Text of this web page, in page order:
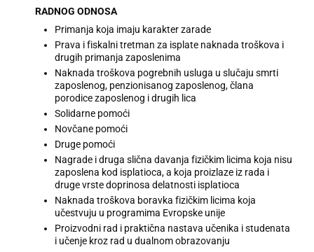
RADNOG ODNOSA
Primanja koja imaju karakter zarade
Prava i fiskalni tretman za isplate naknada troškova i
drugih primanja zaposlenima
Naknada troškova pogrebnih usluga u slučaju smrti
zaposlenog, penzionisanog zaposlenog, člana
porodice zaposlenog i drugih lica
Solidarne pomoći
Novčane pomoći
Druge pomoći
Nagrade i druga slična davanja fizičkim licima koja nisu
zaposlena kod isplatioca, a koja proizlaze iz rada i
druge vrste doprinosa delatnosti isplatioca
Naknada troškova boravka fizičkim licima koja
učestvuju u programima Evropske unije
Proizvodni rad i praktična nastava učenika i studenata
i učenje kroz rad u dualnom obrazovanju